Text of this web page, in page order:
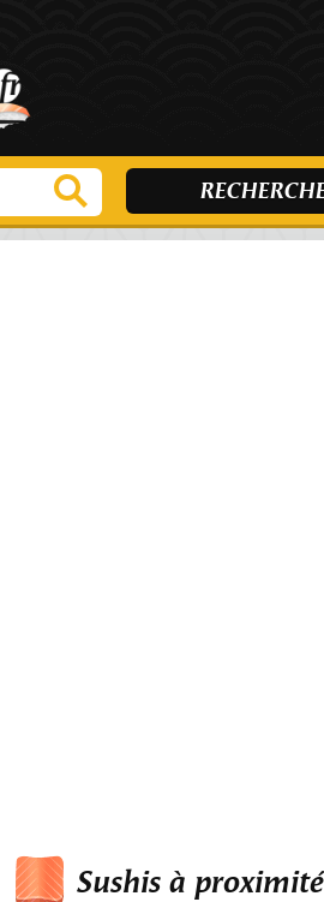
Sushis à proximité